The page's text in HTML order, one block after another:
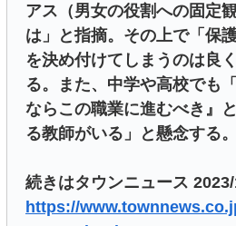
アス（男女の役割への固定
は」と指摘。その上で「保
を決め付けてしまうのは良
る。また、中学や高校でも
ならこの職業に進むべき』
る教師がいる」と懸念する。
続きはタウンニュース
https://